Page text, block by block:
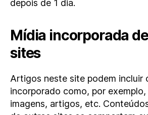
depois de 1 dia.
Mídia incorporada
sites
Artigos neste site podem incluir
incorporado como, por
imagens, artigos, etc.